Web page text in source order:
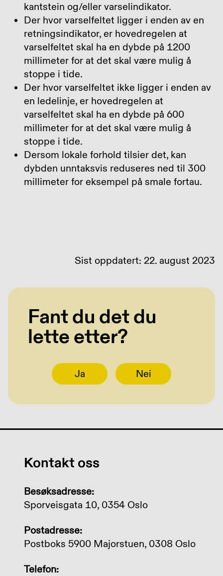
kantstein og/eller varselindikator.
Der hvor varselfeltet ligger i enden av en
retningsindikator, er hovedregelen at
varselfeltet skal ha en dybde på 1200
millimeter for at det skal være mulig å
stoppe i tide.
Der hvor varselfeltet ikke ligger i enden av
en ledelinje, er hovedregelen at
varselfeltet skal ha en dybde på 600
millimeter for at det skal være mulig å
stoppe i tide.
Dersom lokale forhold tilsier det, kan
dybden unntaksvis reduseres ned til 300
millimeter for eksempel på smale fortau.
Sist oppdatert: 22. august 2023
Fant du det du
lette etter?
Ja Nei
Kontakt oss
Besøksadresse:
Sporveisgata 10, 0354 Oslo
Postadresse:
Postboks 5900 Majorstuen, 0308 Oslo
Telefon: